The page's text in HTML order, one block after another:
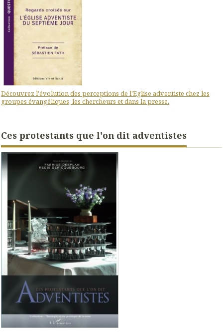
Découvrez l'évolution des perceptions de l'Eglise adventiste chez les
groupes évangéliques, les chercheurs et dans la presse.
Ces protestants que l'on dit adventistes